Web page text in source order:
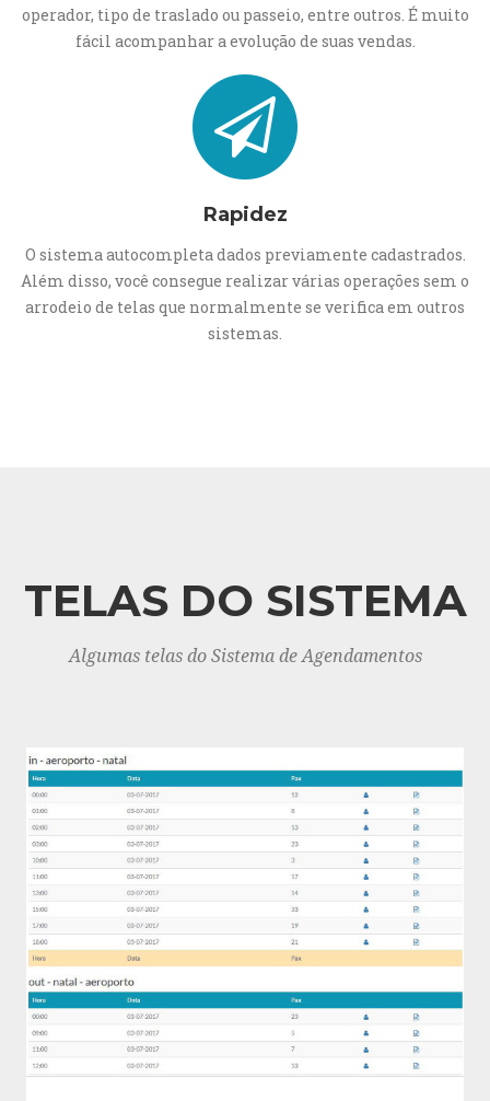
operador, tipo de traslado ou passeio, entre outros. É muito
fácil acompanhar a evolução de suas vendas.
Rapidez
O sistema autocompleta dados previamente cadastrados.
Além disso, você consegue realizar várias operações sem o
arrodeio de telas que normalmente se verifica em outros
sistemas.
TELAS DO SISTEMA
Algumas telas do Sistema de Agendamentos